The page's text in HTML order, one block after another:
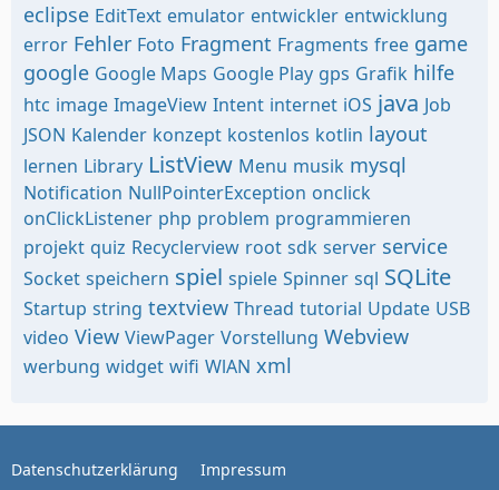
eclipse EditText emulator entwickler entwicklung
error Fehler Foto Fragment Fragments free game
google Google Maps Google Play gps Grafik hilfe
htc image ImageView Intent internet iOS java Job
JSON Kalender konzept kostenlos kotlin layout
lernen Library ListView Menu musik mysql
Notification NullPointerException onclick
onClickListener php problem programmieren
projekt quiz Recyclerview root sdk server service
Socket speichern spiel spiele Spinner sql SQLite
Startup string textview Thread tutorial Update USB
video View ViewPager Vorstellung Webview
werbung widget wifi WlAN xml
Datenschutzerklärung Impressum